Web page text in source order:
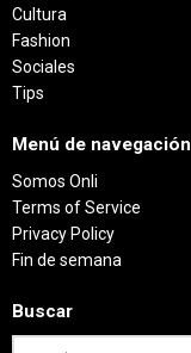
Cultura
Fashion
Sociales
Tips
Menú de navegación
Somos Onli
Terms of Service
Privacy Policy
Fin de semana
Buscar